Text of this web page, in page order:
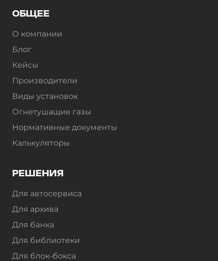
ОБЩЕЕ
О компании
Блог
Кейсы
Производители
Виды установок
Огнетушащие газы
Нормативные документы
Калькуляторы
РЕШЕНИЯ
Для автосервиса
Для архива
Для банка
Для библиотеки
Для блок-бокса